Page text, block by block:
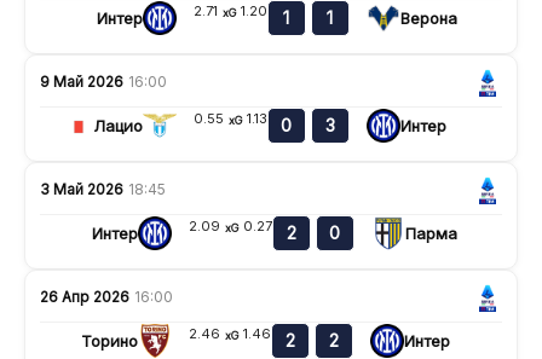
Интер 2.71 xG 1.20 1 1 Верона
9 Май 2026 16:00
Лацио 0.55 xG 1.13 0 3 Интер
3 Май 2026 18:45
Интер 2.09 xG 0.27 2 0 Парма
26 Апр 2026 16:00
Торино 2.46 xG 1.46 2 2 Интер